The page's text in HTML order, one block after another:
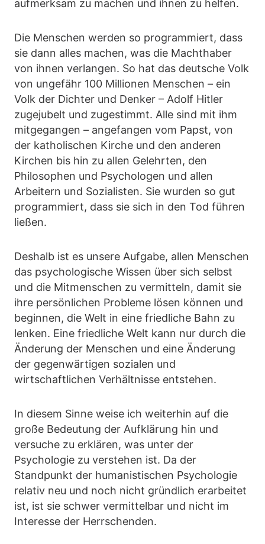
aufmerksam zu machen und ihnen zu helfen.
Die Menschen werden so programmiert, dass
sie dann alles machen, was die Machthaber
von ihnen verlangen. So hat das deutsche Volk
von ungefähr 100 Millionen Menschen – ein
Volk der Dichter und Denker – Adolf Hitler
zugejubelt und zugestimmt. Alle sind mit ihm
mitgegangen – angefangen vom Papst, von
der katholischen Kirche und den anderen
Kirchen bis hin zu allen Gelehrten, den
Philosophen und Psychologen und allen
Arbeitern und Sozialisten. Sie wurden so gut
programmiert, dass sie sich in den Tod führen
ließen.
Deshalb ist es unsere Aufgabe, allen Menschen
das psychologische Wissen über sich selbst
und die Mitmenschen zu vermitteln, damit sie
ihre persönlichen Probleme lösen können und
beginnen, die Welt in eine friedliche Bahn zu
lenken. Eine friedliche Welt kann nur durch die
Änderung der Menschen und eine Änderung
der gegenwärtigen sozialen und
wirtschaftlichen Verhältnisse entstehen.
In diesem Sinne weise ich weiterhin auf die
große Bedeutung der Aufklärung hin und
versuche zu erklären, was unter der
Psychologie zu verstehen ist. Da der
Standpunkt der humanistischen Psychologie
relativ neu und noch nicht gründlich erarbeitet
ist, ist sie schwer vermittelbar und nicht im
Interesse der Herrschenden.